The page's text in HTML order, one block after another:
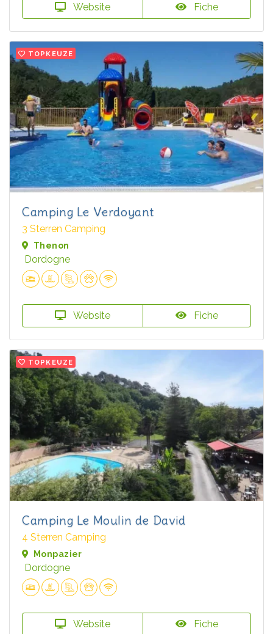
Website Fiche
TOPKEUZE
Camping Le Verdoyant
3 Sterren Camping
Thenon
Dordogne
Website Fiche
TOPKEUZE
Camping Le Moulin de David
4 Sterren Camping
Monpazier
Dordogne
Website Fiche